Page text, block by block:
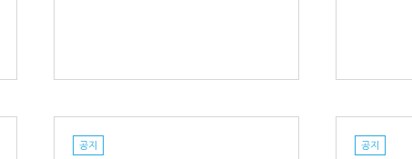
공지 공지